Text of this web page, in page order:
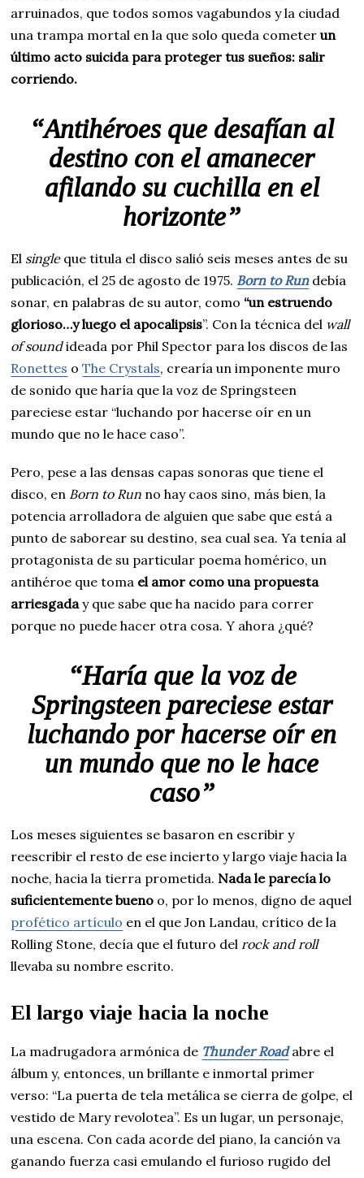
arruinados, que todos somos vagabundos y la ciudad
una trampa mortal en la que solo queda cometer un
último acto suicida para proteger tus sueños: salir
corriendo.
“Antihéroes que desafían al
destino con el amanecer
afilando su cuchilla en el
horizonte”
El singleque titula el disco salió seis meses antes de su
publicación, el 25 de agosto de 1975. Born to Rundebía
sonar, en palabras de su autor, como “un estruendo
glorioso…y luego el apocalipsis”. Con la técnica del wall
of soundideada por Phil Spector para los discos de las
Ronettes oThe Crystals, crearía un imponente muro
de sonido que haría que la voz de Springsteen
pareciese estar “luchando por hacerse oír en un
mundo que no le hace caso”.
Pero, pese a las densas capas sonoras que tiene el
disco, en Born to Run no hay caos sino, más bien, la
potencia arrolladora de alguien que sabe que está a
punto de saborear su destino, sea cual sea. Ya tenía al
protagonista de su particular poema homérico, un
antihéroe que toma el amor como una propuesta
arriesgaday que sabe que ha nacido para correr
porque no puede hacer otra cosa. Y ahora ¿qué?
“Haría que la voz de
Springsteen pareciese estar
luchando por hacerse oír en
un mundo que no le hace
caso”
Los meses siguientes se basaron en escribir y
reescribir el resto de ese incierto y largo viaje hacia la
noche, hacia la tierra prometida. Nada le parecía lo
suficientemente bueno o, por lo menos, digno de aquel
profético artículo en el que Jon Landau, crítico de la
Rolling Stone, decía que el futuro del rock and roll
llevaba su nombre escrito.
El largo viaje hacia la noche
La madrugadora armónica de Thunder Roadabre el
álbum y, entonces, un brillante e inmortal primer
verso: “La puerta de tela metálica se cierra de golpe, el
vestido de Mary revolotea”. Es un lugar, un personaje,
una escena. Con cada acorde del piano, la canción va
ganando fuerza casi emulando el furioso rugido del